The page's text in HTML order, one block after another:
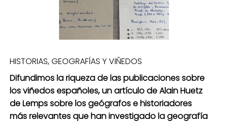
HISTORIAS, GEOGRAFÍAS Y VIÑEDOS
Difundimos la riqueza de las publicaciones sobre
los viñedos españoles, un artículo de Alain Huetz
de Lemps sobre los geógrafos e historiadores
más relevantes que han investigado la geografía